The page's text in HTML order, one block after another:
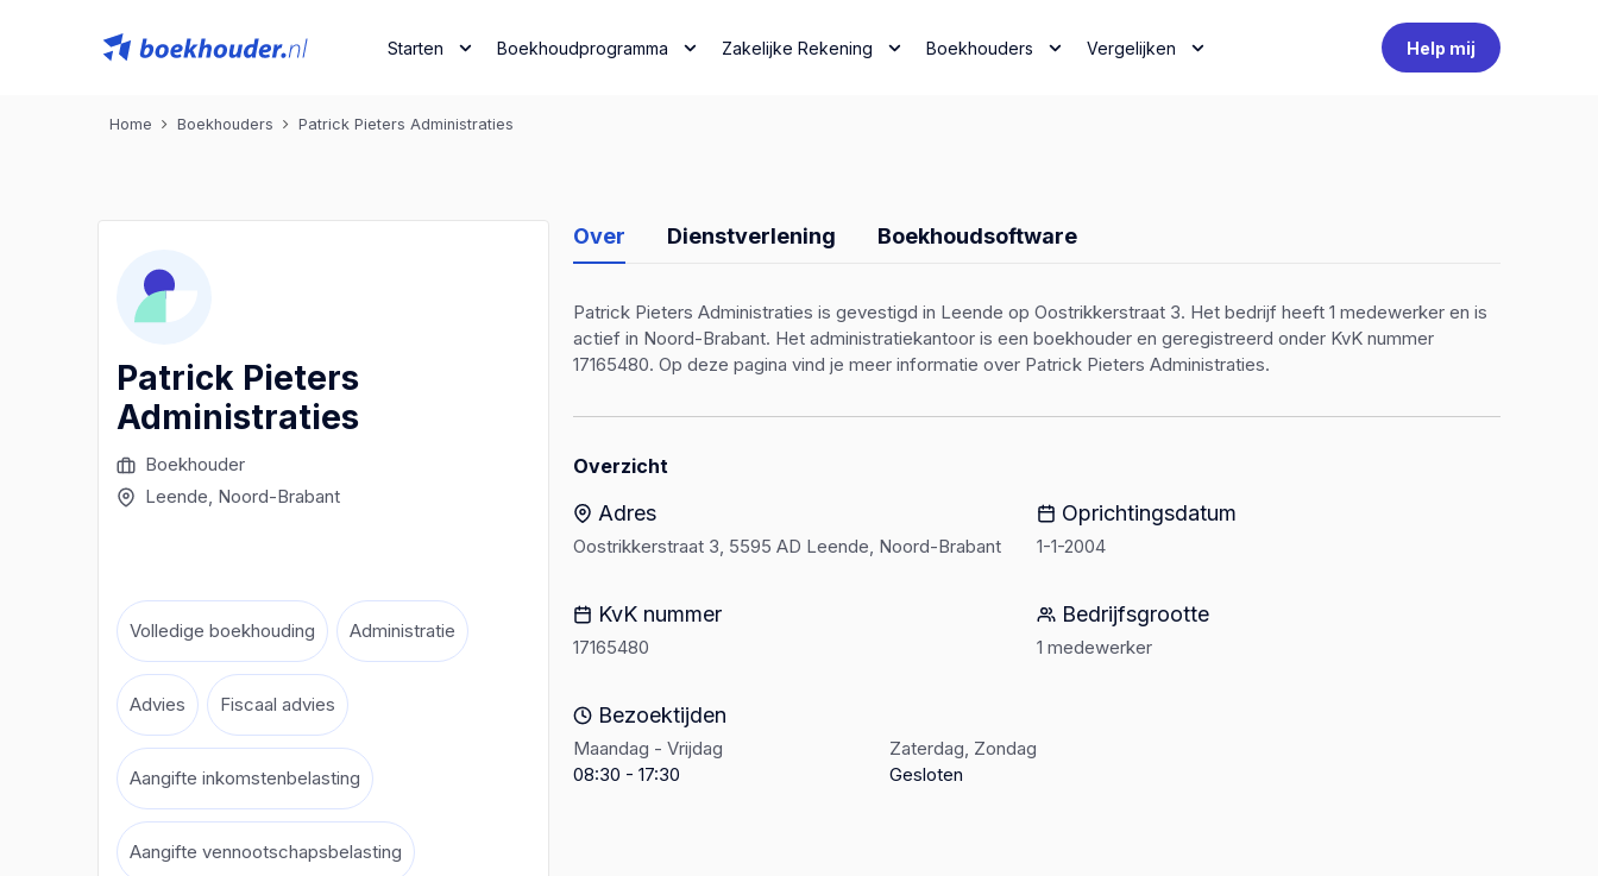
Starten Boekhoudprogramma Zakelijke Rekening Boekhouders Vergelijken Help mij
Home Boekhouders Patrick Pieters Administraties
Patrick Pieters
Administraties
Boekhouder
Leende, Noord-Brabant
Volledige boekhouding Administratie
Advies Fiscaal advies
Aangifte inkomstenbelasting
Aangifte vennootschapsbelasting
Over Dienstverlening Boekhoudsoftware
Patrick Pieters Administraties is gevestigd in Leende op Oostrikkerstraat 3. Het bedrijf heeft 1 medewerker en is
actief in Noord-Brabant. Het administratiekantoor is een boekhouder en geregistreerd onder KvK nummer
17165480. Op deze pagina vind je meer informatie over Patrick Pieters Administraties.
Overzicht
Adres
Oostrikkerstraat 3, 5595 AD Leende, Noord-Brabant
Oprichtingsdatum
1-1-2004
KvK nummer
17165480
Bedrijfsgrootte
1 medewerker
Bezoektijden
Maandag - Vrijdag
08:30 - 17:30
Zaterdag, Zondag
Gesloten